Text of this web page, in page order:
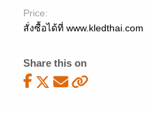
Price:
สั่งซื้อได้ที่ www.kledthai.com
Share this on